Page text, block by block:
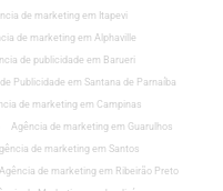
de marketing em Itapevi
de marketing em Alphaville
de publicidade em Barueri
Publicidade em Santana de Parnaíba
de marketing em Campinas
Agência de marketing em Guarulhos
de marketing em Santos
Agência de marketing em Ribeirão Preto